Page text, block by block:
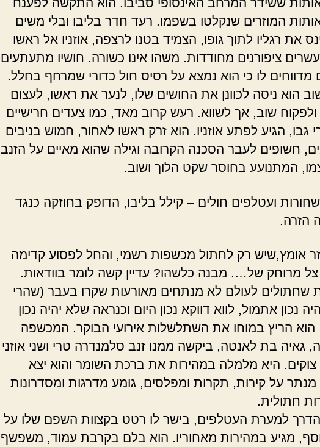
ששידר המרחב האינסופי סביבו. הוא התקשה לפענח
המוזרים שנקלטו בשפמו. רעד חדר בליבו ובלי משים
את רגליו לתוך גופו, הצמיד בטנו לרצפה, אוזניו אל ראשו
ציפורנים מחודדות. משהו אינו כשורה. חושיו מתעתעים
מדווחים לו כי הוא נמצא על רסיס חול כדורי שמרחף בחלל.
הוא ניסה לכוונן את החושים שלו, לנער את ראשו, לעצום
ולפקוח שוב, אך לשווא. רעש קרוב מאד, כמו צעדים חרישיים
גבו, הגיע לפתע אוזניו. הוא זרק ראשו לאחור, חמוש בניבים
חשופים לעבר הסכנה הקרובה וגילה שהוא מאיים על הזנב
המתנועע בחוסר שקט הלוך ושוב.
שחורות ועטלפים חולים – קילל בליבו, הדופק בחוזקה כנגד
הזרה.
אומץ,שיש רק לחתול מכשפות רשמי, והחל לפסוע קדימה
מרוחק של…. מבנה כלשהו? עדיין קשה לומר בוודאות.
שחתולים לעולם לא מנתחים מאורעות שקרו בעבר (שהרי
נכון אתמול, לווא דווקא נכון היום וכנראה שלא יהיה נכון
הריץ במוחו את השתלשלות אירועי הבוקר. המכשפה
גאיה בת לאנטה, ביקשה ממנו זנב סלמנדרה טרי ושני אוזני
היא מלמלה במהירות את ברכת השומר והוא יצא
על קירות, תקרות ומפלסים, גומע מדרגות ומסדרונות
חתולית.
למערת העטלפים, בישר לו רטט בקצוות השפם שלו על
מגיע במהירות מאחוריו. הוא בלם בקרבת עמוד, משפשף